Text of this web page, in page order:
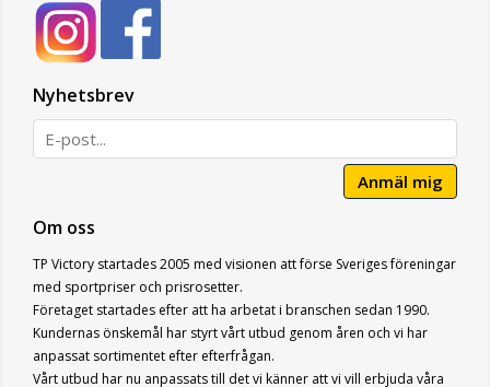
Nyhetsbrev
Anmäl mig
Om oss
TP Victory startades 2005 med visionen att förse Sveriges föreningar
med sportpriser och prisrosetter.
Företaget startades efter att ha arbetat i branschen sedan 1990.
Kundernas önskemål har styrt vårt utbud genom åren och vi har
anpassat sortimentet efter efterfrågan.
Vårt utbud har nu anpassats till det vi känner att vi vill erbjuda våra